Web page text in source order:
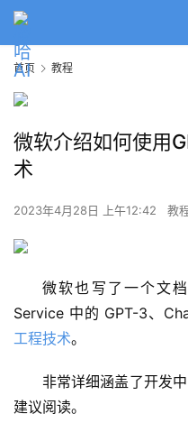
A
报
首页 教程
微软介绍如何使用
术
2023年4月28日 上午12:42 教
微软也写了一个文
Service 中的 GPT-3、
工程技术。
非常详细涵盖了开发
建议阅读。